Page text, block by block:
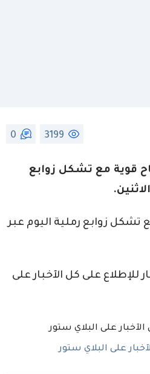
3199
0
قوية مع تشكل زوابع
زوابع رملية اليوم عبر
على كل الآخبار على
على البلاي ستور